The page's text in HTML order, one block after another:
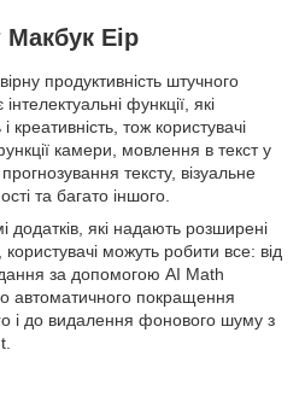
Макбук Еір
продуктивність штучного
функції, які
креативність, тож користувачі
камери, мовлення в текст у
тексту, візуальне
та багато іншого.
додатків, які надають розширені
користувачі можуть робити все: від
за допомогою AI Math
автоматичного покращення
і до видалення фонового шуму з